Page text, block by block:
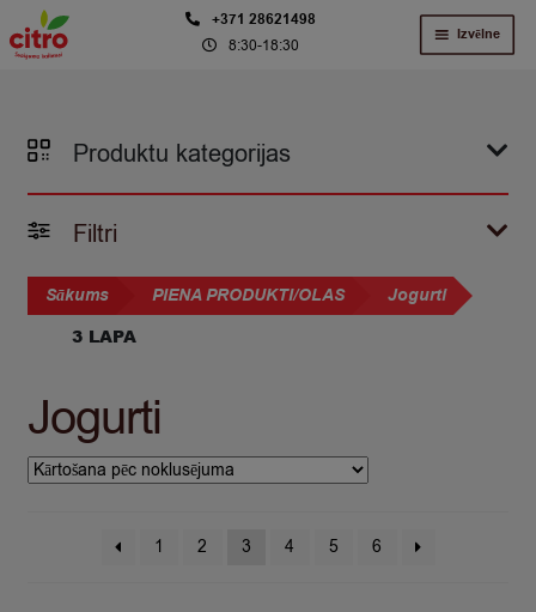
Skip
to
Skip
to
+371 28621498
8:30-18:30
Izvēlne
Produktu kategorijas
Filtri
Sākums PIENA PRODUKTI/OLAS
Jogurti
3 LAPA
Jogurti
1 2 3 4 5 6